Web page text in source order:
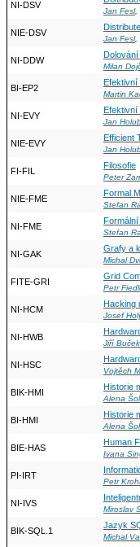
NI-DSV
Jan Fesl,
NIE-DSV
Jan Fesl,
NI-DDW
Milan
BI-EP2
Martin
NI-EVY
Jan
NIE-EVY
Efficient
Jan
FI-FIL
Filosofie
Peter
NIE-FME
Formal
Stefan
NI-FME
Stefan
NI-GAK
Grafy a
Michal
FITE-GRI
Grid
Petr
NI-HCM
Hacking
Josef
NI-HWB
Jiří Buček
NI-HSC
Vojtěch
BIK-HMI
Historie
Alena
BI-HMI
Historie
Alena
BIE-HAS
Human
Ivana
PI-IRT
Petr
NI-IVS
Miroslav
BIK-SQL.1
Jazyk
Michal